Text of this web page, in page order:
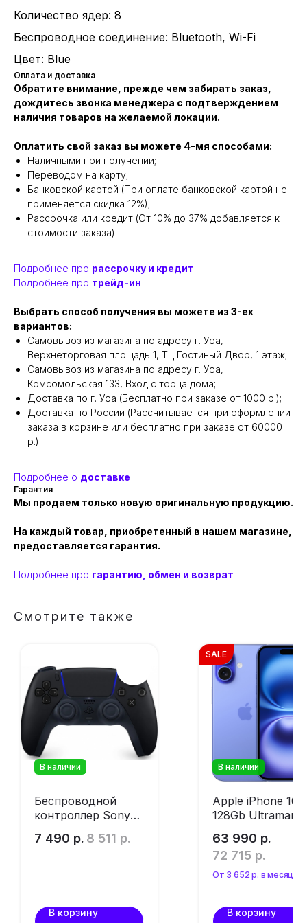
Количество ядер: 8
Беспроводное соединение: Bluetooth, Wi-Fi
Цвет: Blue
Оплата и доставка
Обратите внимание, прежде чем забирать заказ,
дождитесь звонка менеджера с подтверждением
наличия товаров на желаемой локации.
Оплатить свой заказ вы можете 4-мя способами:
Наличными при получении;
Переводом на карту;
Банковской картой (При оплате банковской картой не
применяется скидка 12%);
Рассрочка или кредит (От 10% до 37% добавляется к
стоимости заказа).
Подробнее про рассрочку и кредит
Подробнее про трейд-ин
Выбрать способ получения вы можете из 3-ех
вариантов:
Самовывоз из магазина по адресу г. Уфа,
Верхнеторговая площадь 1, ТЦ Гостиный Двор, 1 этаж;
Самовывоз из магазина по адресу г. Уфа,
Комсомольская 133, Вход с торца дома;
Доставка по г. Уфа (Бесплатно при заказе от 1000 р.);
Доставка по России (Рассчитывается при оформлении
заказа в корзине или бесплатно при заказе от 60000
р.).
Подробнее о доставке
Гарантия
Мы продаем только новую оригинальную продукцию.
На каждый товар, приобретенный в нашем магазине,
предоставляется гарантия.
Подробнее про гарантию, обмен и возврат
Смотрите также
В наличии
Беспроводной
контроллер Sony
7 490 р.8 511 р.
В корзину
SALE
В наличии
Apple iPhone 16
128Gb Ultramarin
63 990 р.
72 715 р.
От 3 652 р. в месяц
В корзину